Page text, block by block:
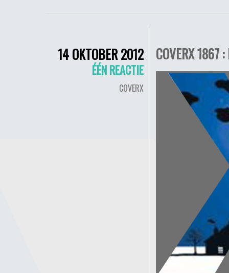
14 OKTOBER 2012
ÉÉN REACTIE
COVERX
COVERX 1867